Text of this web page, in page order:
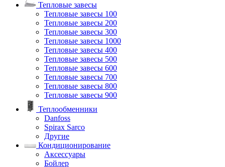
Тепловые завесы
Тепловые завесы 100
Тепловые завесы 200
Тепловые завесы 300
Тепловые завесы 1000
Тепловые завесы 400
Тепловые завесы 500
Тепловые завесы 600
Тепловые завесы 700
Тепловые завесы 800
Тепловые завесы 900
Теплообменники
Danfoss
Spirax Sarco
Другие
Кондиционирование
Аксессуары
Бойлер